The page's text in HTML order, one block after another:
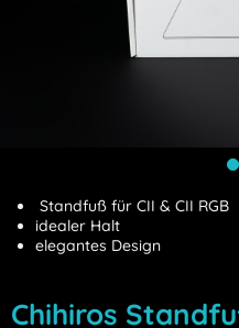
Standfuß für CII & CII RGB
idealer Halt
elegantes Design
Chihiros